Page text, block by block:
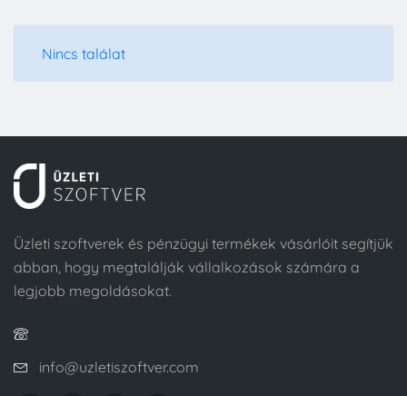
Nincs találat
Üzleti szoftverek és pénzügyi termékek vásárlóit segítjük
abban, hogy megtalálják vállalkozások számára a
legjobb megoldásokat.
info@uzletiszoftver.com